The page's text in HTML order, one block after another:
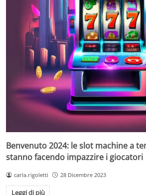
Benvenuto 2024: le slot machine a
stanno facendo impazzire i giocatori
carla.rigoletti 28 Dicembre 2023
Leggi di più